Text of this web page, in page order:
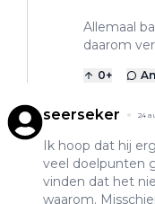
Allemaal
daarom
0+
seerseker 24
Ik hoop dat hij
veel doelpunten
vinden dat het
waarom.